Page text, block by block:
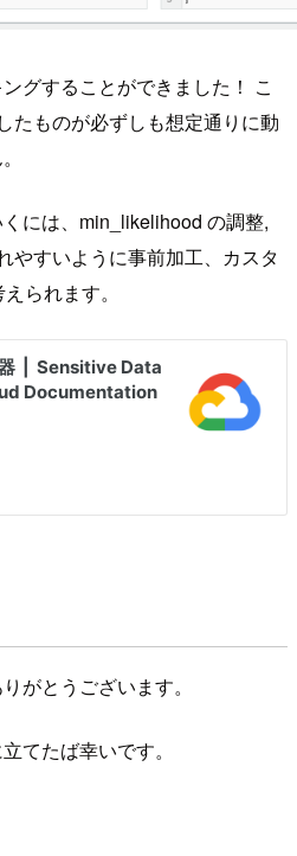
グすることができました！ こ
たものが必ずしも想定通りに動
には、min_likelihood の調整,
やすいように事前加工、カスタ
られます。
がとうございます。
てたば幸いです。